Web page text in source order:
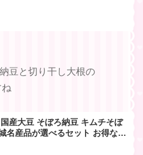
豆と切り干し大根の
産大豆 そぼろ納豆 キムチそぼ
名産品が選べるセット お得なま
パック ナットウキナーゼ